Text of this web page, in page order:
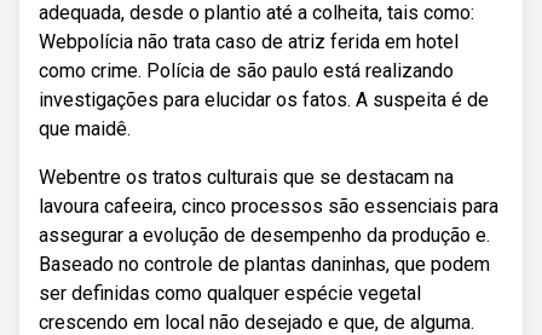
adequada, desde o plantio até a colheita, tais como:
Webpolícia não trata caso de atriz ferida em hotel
como crime. Polícia de são paulo está realizando
investigações para elucidar os fatos. A suspeita é de
que maidê.
Webentre os tratos culturais que se destacam na
lavoura cafeeira, cinco processos são essenciais para
assegurar a evolução de desempenho da produção e.
Baseado no controle de plantas daninhas, que podem
ser definidas como qualquer espécie vegetal
crescendo em local não desejado e que, de alguma.